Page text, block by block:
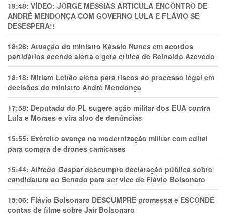
19:48: VÍDEO: JORGE MESSIAS ARTICULA ENCONTRO DE
ANDRÉ MENDONÇA COM GOVERNO LULA E FLÁVIO SE
DESESPERA!!
18:28: Atuação do ministro Kássio Nunes em acordos
partidários acende alerta e gera crítica de Reinaldo Azevedo
18:18: Míriam Leitão alerta para riscos ao processo legal em
decisões do ministro André Mendonça
17:58: Deputado do PL sugere ação militar dos EUA contra
Lula e Moraes e vira alvo de denúncias
15:55: Exército avança na modernização militar com edital
para compra de drones camicases
15:44: Alfredo Gaspar descumpre declaração pública sobre
candidatura ao Senado para ser vice de Flávio Bolsonaro
15:06: Flávio Bolsonaro DESCUMPRE promessa e ESCONDE
contas de filme sobre Jair Bolsonaro